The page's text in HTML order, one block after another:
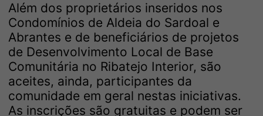
Além dos proprietários inseridos nos
Condomínios de Aldeia do Sardoal e
Abrantes e de beneficiários de projetos
de Desenvolvimento Local de Base
Comunitária no Ribatejo Interior, são
aceites, ainda, participantes da
comunidade em geral nestas iniciativas.
As inscrições são gratuitas e podem ser